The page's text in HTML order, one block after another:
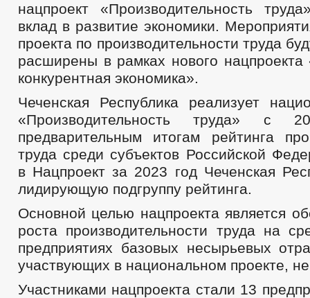
нацпроект «Производительность
вклад в развитие экономики.
проекта по производительности труда
расширены в рамках нового
конкурентная экономика».
Чеченская Республика реализует
«Производительность труда» с
предварительным итогам рейтинга
труда среди субъектов Российской
в Нацпроект за 2023 год Чеченская
лидирующую подгруппу рейтинга.
Основной целью нацпроекта является
роста производительности труда на
предприятиях базовых несырьевых
участвующих в национальном проекте,
Участниками нацпроекта стали 13